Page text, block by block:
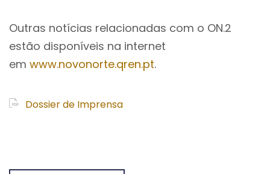
Outras notícias relacionadas com o ON.2
estão disponíveis na internet
em www.novonorte.qren.pt.
Dossier de Imprensa